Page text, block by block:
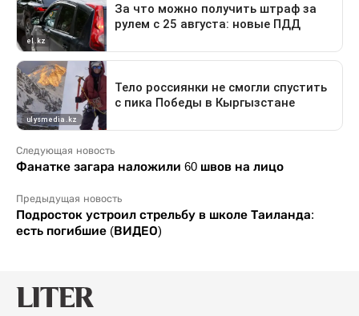
Следующая новость
Фанатке загара наложили 60 швов на лицо
Предыдущая новость
Подросток устроил стрельбу в школе Таиланда:
есть погибшие (ВИДЕО)